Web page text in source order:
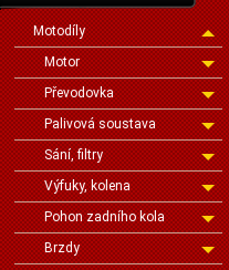
Motodíly
Motor
Převodovka
Palivová soustava
Sání, filtry
Výfuky, kolena
Pohon zadního kola
Brzdy